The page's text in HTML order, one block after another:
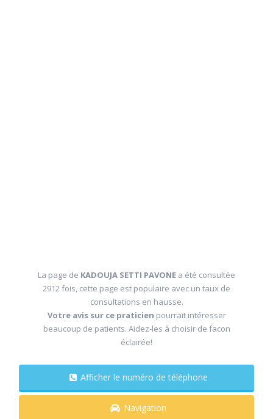
La page de KADOUJA SETTI PAVONE a été consultée
2912 fois, cette page est populaire avec un taux de
consultations en hausse.
Votre avis sur ce praticien pourrait intéresser
beaucoup de patients. Aidez-les à choisir de facon
éclairée!
Afficher le numéro de téléphone
Navigation